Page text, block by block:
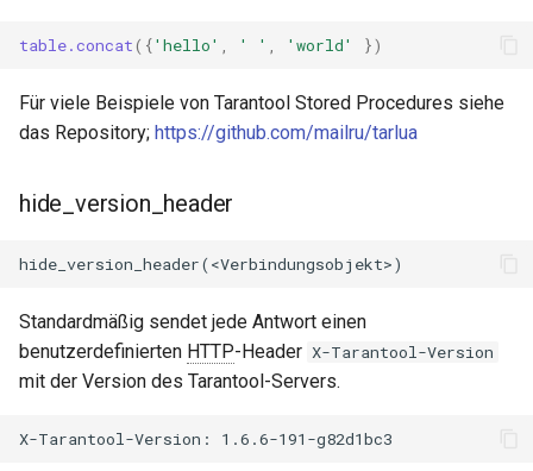
table.concat({'hello' ' ' 'world' })
Für viele Beispiele von Tarantool Stored Procedures siehe
das Repository; https://github.com/mailru/tarlua
hide_version_header
Standardmäßig sendet jede Antwort einen
benutzerdefinierten HTTP-Header X-Tarantool-Version
mit der Version des Tarantool-Servers.